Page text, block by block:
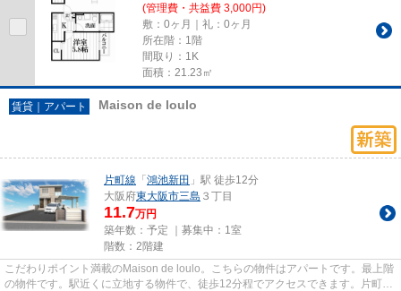
(管理費・共益費 3,000円)
敷：0ヶ月｜礼：0ヶ月
所在階：1階
間取り：1K
面積：21.23㎡
賃貸｜アパート Maison de loulo
片町線 「 鴻池新田 」駅 徒歩12分
大阪府東大阪市三島 ３丁目
11.7万円
築年数：予定 ｜募集中： 1室
階数：2階建
こだわりポイント満載のMaison de loulo。こちらの物件はアパートです。最上階
の物件です。駅近くに立地する物件で、徒歩12分程でアクセスできます。片町線